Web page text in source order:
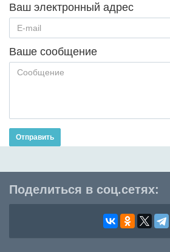
Ваш электронный адрес
Ваше сообщение
Отправить
Поделиться в соц.сетях: